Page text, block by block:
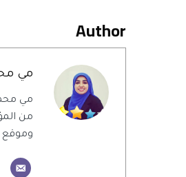
Author
مي
مي
من
وموقع